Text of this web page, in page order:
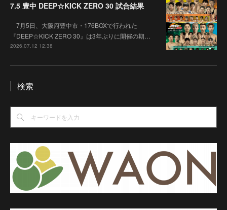
7.5 豊中 DEEP☆KICK ZERO 30 試合結果
7月5日、大阪府豊中市・176BOXで行われた
『DEEP☆KICK ZERO 30』は3年ぶりに開催の期…
2026.07.12 12:38
検索